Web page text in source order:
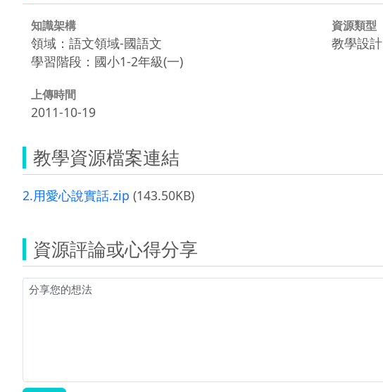
知識架構
領域：語文領域-國語文
學習階段：國小1-2年級(一)
資源類型
教學設計
上傳時間
2011-10-19
教學資源檔案連結
2.用愛心說實話.zip (143.50KB)
資源評論或心得分享